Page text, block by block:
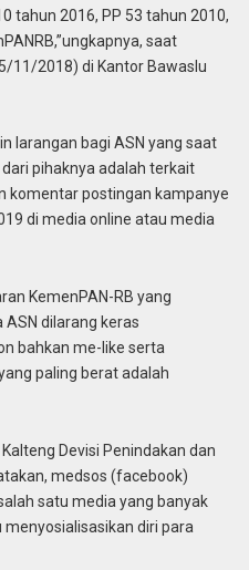
tahun 2016, PP 53 tahun 2010,
saat
11/2018) di Kantor Bawaslu
larangan bagi ASN yang saat
pihaknya adalah terkait
komentar postingan kampanye
di media online atau media
KemenPAN-RB yang
ASN dilarang keras
bahkan me-like serta
paling berat adalah
Devisi Penindakan dan
medsos (facebook)
satu media yang banyak
diri para